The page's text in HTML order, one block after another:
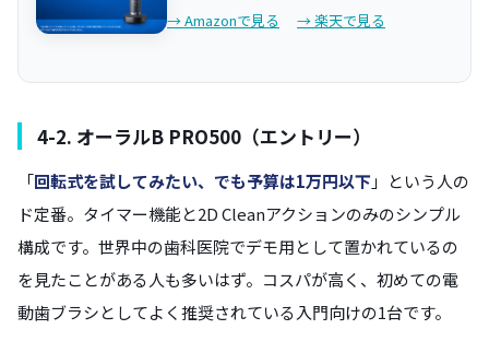
→ Amazonで見る → 楽天で見る
4-2. オーラルB PRO500（エントリー）
「回転式を試してみたい、でも予算は1万円以下 」という人の
ド定番。タイマー機能と2D Cleanアクションのみのシンプル
構成です。世界中の歯科医院でデモ用として置かれているの
を見たことがある人も多いはず。コスパが高く、初めての電
動歯ブラシとしてよく推奨されている入門向けの1台です。